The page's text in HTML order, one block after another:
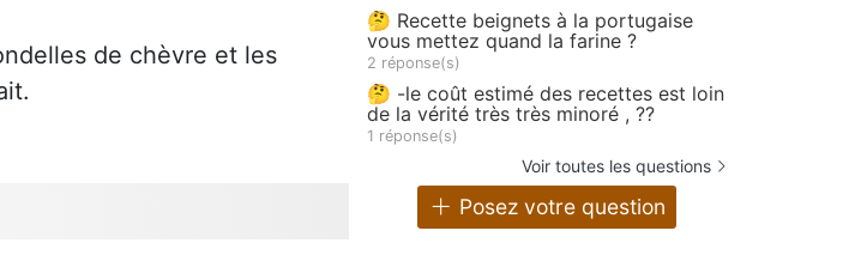
de chèvre et les
🤔 Recette beignets à la portugaise
vous mettez quand la farine ?
2 réponse(s)
🤔 -le coût estimé des recettes est loin
de la vérité très très minoré , ??
1 réponse(s)
Voir toutes les questions
Posez votre question